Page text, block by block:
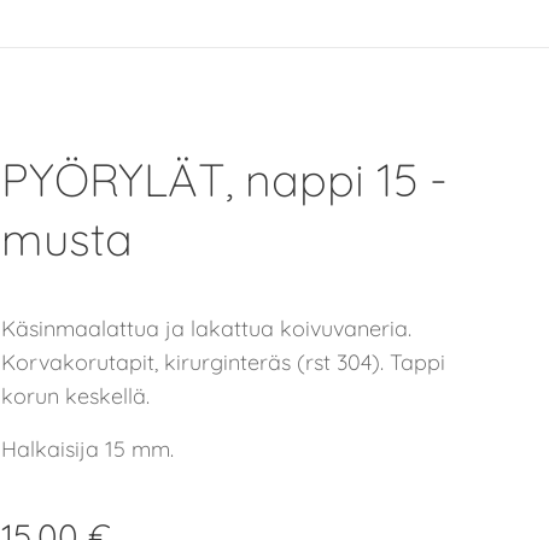
PYÖRYLÄT, nappi 15 -
musta
Käsinmaalattua ja lakattua koivuvaneria.
Korvakorutapit, kirurginteräs (rst 304). Tappi
korun keskellä.
Halkaisija 15 mm.